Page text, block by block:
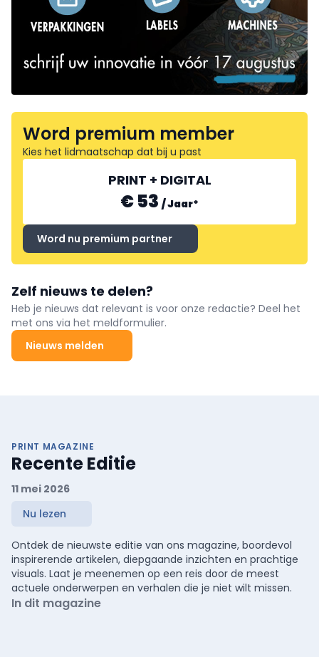
Word premium member
Kies het lidmaatschap dat bij u past
PRINT + DIGITAL
€ 53 /Jaar*
Word nu premium partner
Zelf nieuws te delen?
Heb je nieuws dat relevant is voor onze redactie? Deel het
met ons via het meldformulier.
Nieuws melden
PRINT MAGAZINE
Recente Editie
11 mei 2026
Nu lezen
Ontdek de nieuwste editie van ons magazine, boordevol
inspirerende artikelen, diepgaande inzichten en prachtige
visuals. Laat je meenemen op een reis door de meest
actuele onderwerpen en verhalen die je niet wilt missen.
In dit magazine